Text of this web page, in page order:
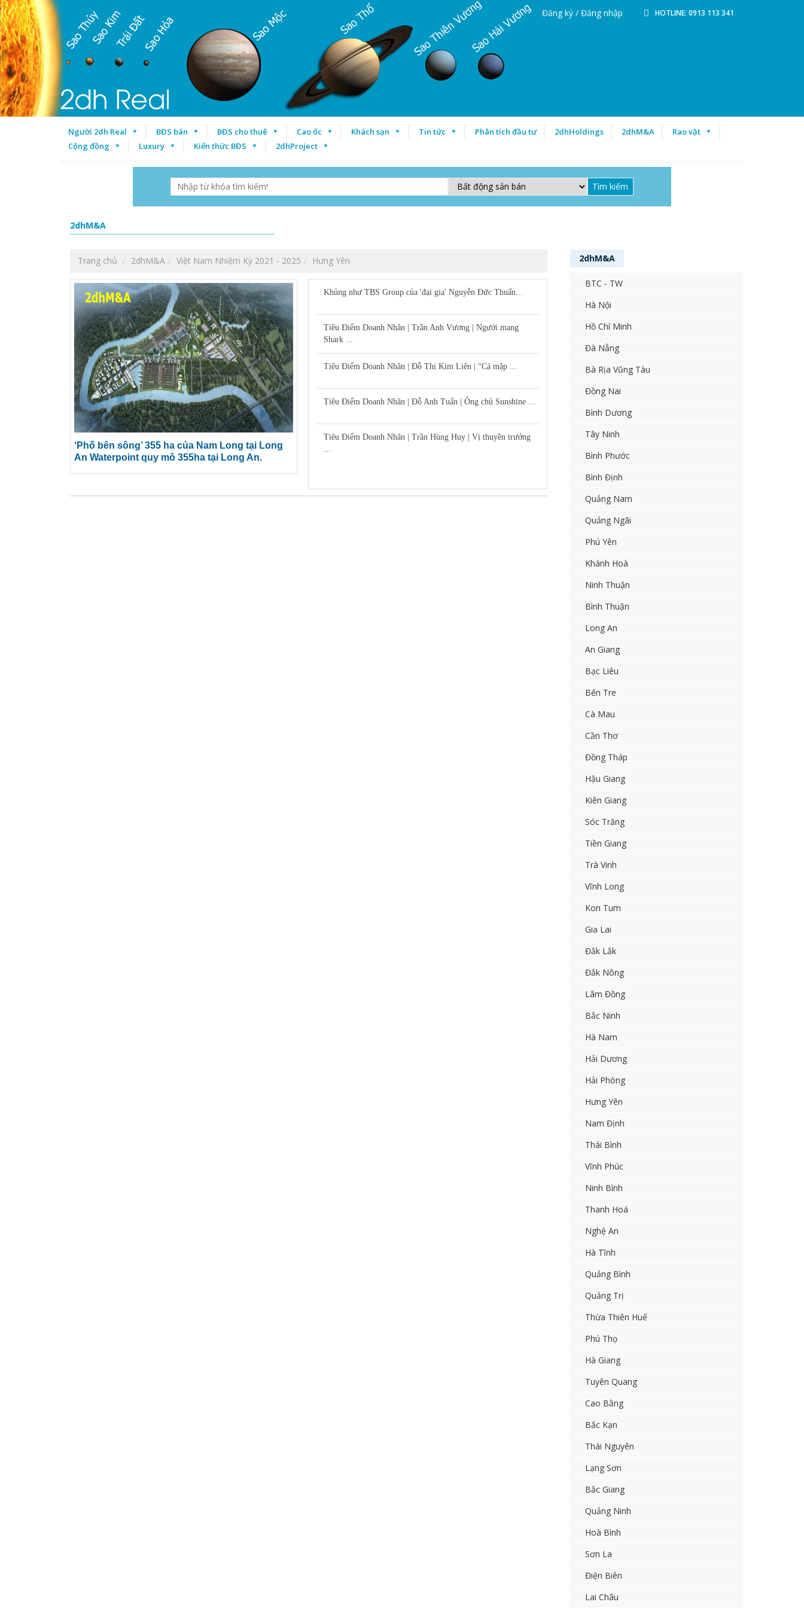
HOTLINE: 0913 113 341
Đăng ký / Đăng nhập
Người 2dh Real BĐS bán BĐS cho thuê Cao ốc Khách sạn Tin tức Phân tích đầu tư 2dhHoldings 2dhM&A
Rao vặt
Cộng đồng
Luxury Kiến thức BĐS 2dhProject
2dhM&A
Trang chủ 2dhM&A Việt Nam Nhiệm Kỳ 2021 - 2025 Hưng Yên
‘Phố bên sông’ 355 ha của Nam Long tại Long
An Waterpoint quy mô 355ha tại Long An.
Khủng như TBS Group của 'đại gia' Nguyễn Đức Thuấn...
Tiêu Điểm Doanh Nhân | Trần Anh Vương | Người mang
Shark ...
Tiêu Điểm Doanh Nhân | Đỗ Thị Kim Liên | “Cá mập ...
Tiêu Điểm Doanh Nhân | Đỗ Anh Tuấn | Ông chủ Sunshine ...
Tiêu Điểm Doanh Nhân | Trần Hùng Huy | Vị thuyền trưởng
2dhM&A
BTC - TW
Hà Nội
Hồ Chí Minh
Đà Nẵng
Bà Rịa Vũng Tàu
Đồng Nai
Bình Dương
Tây Ninh
Bình Phước
Bình Định
Quảng Nam
Quảng Ngãi
Phú Yên
Khánh Hoà
Ninh Thuận
Bình Thuận
Long An
An Giang
Bạc Liêu
Bến Tre
Cà Mau
Cần Thơ
Đồng Tháp
Hậu Giang
Kiên Giang
Sóc Trăng
Tiền Giang
Trà Vinh
Vĩnh Long
Kon Tum
Gia Lai
Đắk Lắk
Đắk Nông
Lâm Đồng
Bắc Ninh
Hà Nam
Hải Dương
Hải Phòng
Hưng Yên
Nam Định
Thái Bình
Vĩnh Phúc
Ninh Bình
Thanh Hoá
Nghệ An
Hà Tĩnh
Quảng Bình
Quảng Trị
Thừa Thiên Huế
Phú Thọ
Hà Giang
Tuyên Quang
Cao Bằng
Bắc Kạn
Thái Nguyên
Lạng Sơn
Bắc Giang
Quảng Ninh
Hoà Bình
Sơn La
Điện Biên
Lai Châu